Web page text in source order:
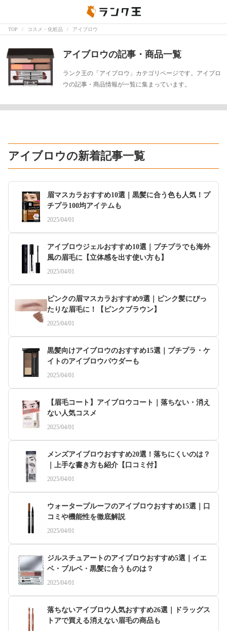
TOP コスメ・化粧品 アイブロウ
アイブロウの記事・商品一覧
ランク王の「アイブロウ」カテゴリページです。アイブロ
ウの記事・商品情報が一覧に集まっています。
アイブロウの新着記事一覧
眉マスカラおすすめ10選｜黒髪に合う色も人気！プ
チプラ100均アイテムも
2025/04/01
アイブロウジェルおすすめ10選｜プチプラでも海外
風の眉毛に【立体感を出す使い方も】
2025/04/01
ピンクの眉マスカラおすすめ9選｜ピンク髪にぴっ
たりな眉毛に！【ピンクブラウン】
2025/04/01
黒髪向けアイブロウのおすすめ15選｜プチプラ・ケ
イトのアイブロウパウダーも
2025/04/01
【眉毛コート】アイブロウコート｜落ちない・消え
ない人気コスメ
2025/04/01
メンズアイブロウおすすめ20選！落ちにくいのは？
｜上手な書き方も紹介【口コミ付】
2025/04/01
ウォータープルーフのアイブロウおすすめ15選｜口
コミや機能性を徹底解説
2025/04/01
ジルスチュアートのアイブロウおすすめ5選｜イエ
ベ・ブルベ・黒髪に合うものは？
2025/04/01
落ちないアイブロウ人気おすすめ26選｜ドラッグス
トアで買える消えない眉毛の商品も